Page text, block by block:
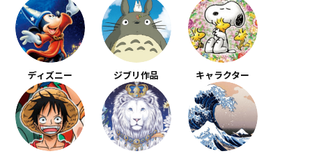
ディズニー ジブリ作品 キャラクター